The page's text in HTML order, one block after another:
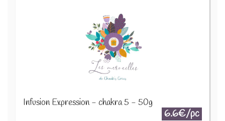
Infusion Expression - chakra 5 - 50g
6.6€/pc